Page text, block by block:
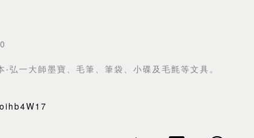
弘一大師墨寶、毛筆、筆袋、小碟及毛氈等文具。